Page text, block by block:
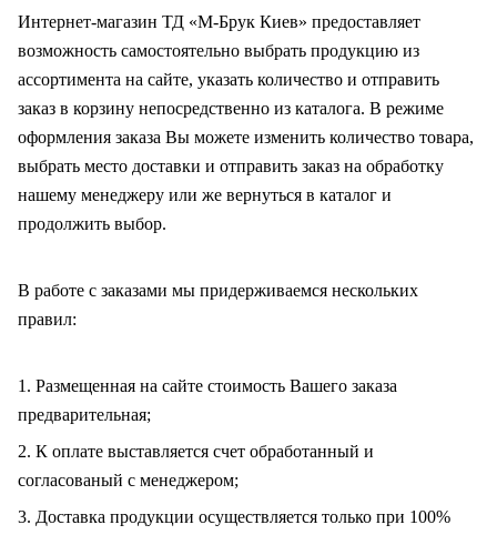
Интернет-магазин ТД «М-Брук Киев» предоставляет
возможность самостоятельно выбрать продукцию из
ассортимента на сайте, указать количество и отправить
заказ в корзину непосредственно из каталога. В режиме
оформления заказа Вы можете изменить количество товара,
выбрать место доставки и отправить заказ на обработку
нашему менеджеру или же вернуться в каталог и
продолжить выбор.
В работе с заказами мы придерживаемся нескольких
правил:
1. Размещенная на сайте стоимость Вашего заказа
предварительная;
2. К оплате выставляется счет обработанный и
согласованый с менеджером;
3. Доставка продукции осуществляется только при 100%